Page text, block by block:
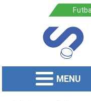
MENU